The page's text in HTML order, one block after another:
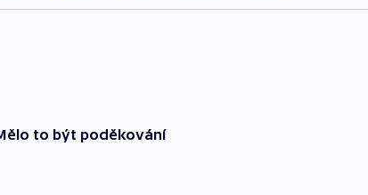
to být poděkování